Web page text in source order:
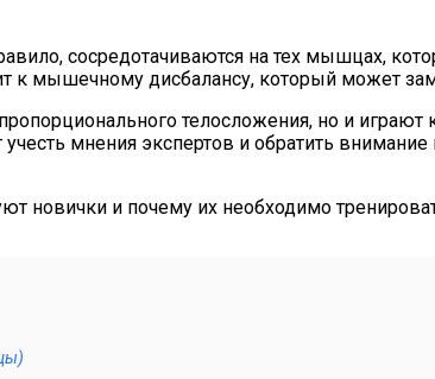
сосредотачиваются на тех мышцах,
к мышечному дисбалансу, который может
телосложения, но и
мнения экспертов и обратить внимание
новички и почему их необходимо